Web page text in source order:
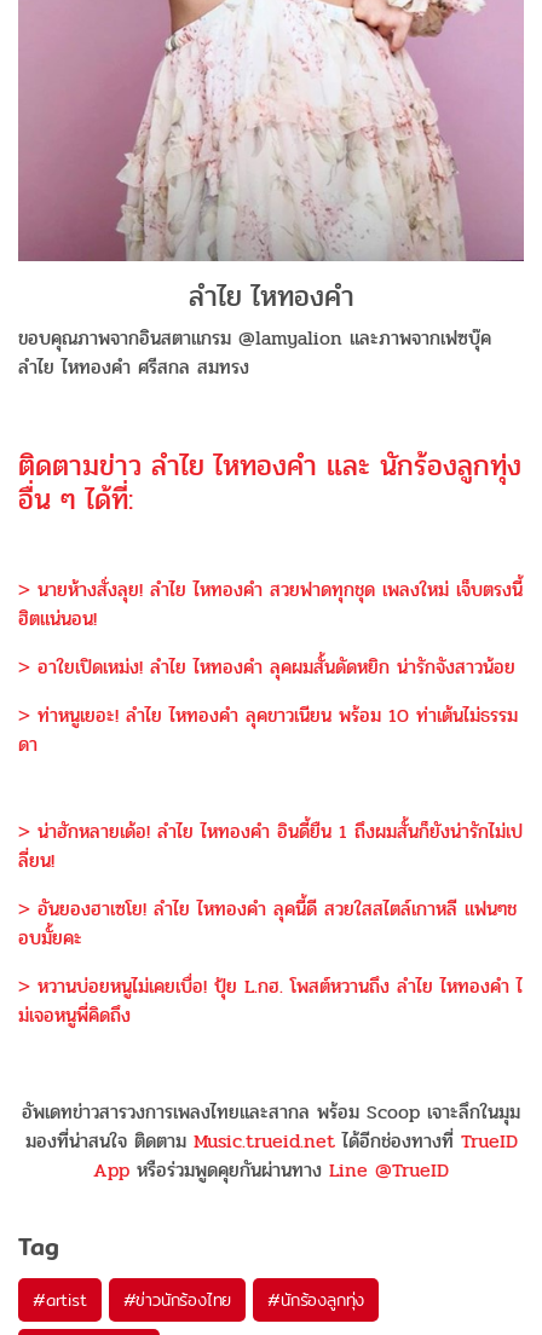
ลำไย ไหทองคำ
ขอบคุณภาพจากอินสตาแกรม @lamyalion และภาพจากเฟซบุ๊ค
ลำไย ไหทองคำ ศรีสกล สมทรง
ติดตามข่าว ลำไย ไหทองคำ และ นักร้องลูกทุ่ง
อื่น ๆ ได้ที่:
> นายห้างสั่งลุย! ลำไย ไหทองคำ สวยฟาดทุกชุด เพลงใหม่ เจ็บตรงนี้
ฮิตแน่นอน!
> อาใยเปิดเหม่ง! ลำไย ไหทองคำ ลุคผมสั้นดัดหยิก น่ารักจังสาวน้อย
> ท่าหนูเยอะ! ลำไย ไหทองคำ ลุคขาวเนียน พร้อม 10 ท่าเต้นไม่ธรรม
ดา
> น่าฮักหลายเด้อ! ลำไย ไหทองคำ อินดี้ยืน 1 ถึงผมสั้นก็ยังน่ารักไม่เป
ลี่ยน!
> อันยองฮาเซโย! ลำไย ไหทองคำ ลุคนี้ดี สวยใสสไตล์เกาหลี แฟนๆช
อบมั้ยคะ
> หวานบ่อยหนูไม่เคยเบื่อ! ปุ้ย L.กฮ. โพสต์หวานถึง ลำไย ไหทองคำ ไ
ม่เจอหนูพี่คิดถึง
อัพเดทข่าวสารวงการเพลงไทยและสากล พร้อม Scoop เจาะลึกในมุม
มองที่น่าสนใจ ติดตาม Music.trueid.netได้อีกช่องทางที่ TrueID
App หรือร่วมพูดคุยกันผ่านทาง Line @TrueID
Tag
#artist #ข่าวนักร้องไทย #นักร้องลูกทุ่ง